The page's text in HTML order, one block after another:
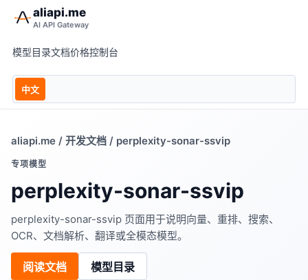
aliapi.me
AI API Gateway
模型目录文档价格控制台
中文
aliapi.me / 开发文档 / perplexity-sonar-ssvip
专项模型
perplexity-sonar-ssvip
perplexity-sonar-ssvip 页面用于说明向量、重排、搜索、
OCR、文档解析、翻译或全模态模型。
阅读文档 模型目录